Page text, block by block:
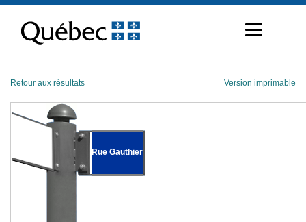
contenu
Retour aux résultats Version imprimable
Rue Gauthier